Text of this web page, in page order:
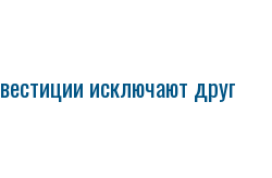
исключают друг